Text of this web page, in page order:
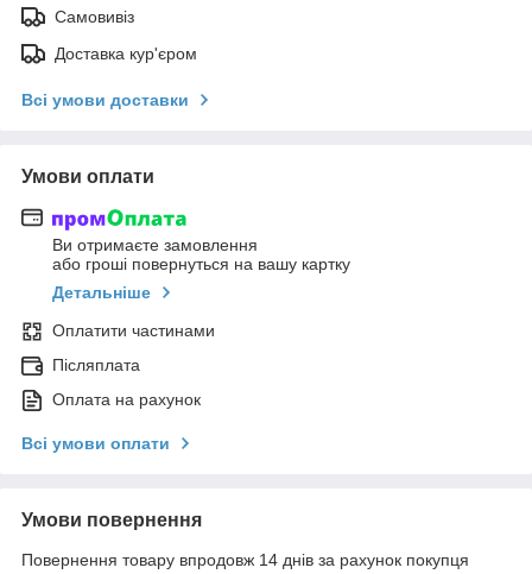
Самовивіз
Доставка кур'єром
Всі умови доставки
Умови оплати
Ви отримаєте замовлення
або гроші повернуться на вашу картку
Детальніше
Оплатити частинами
Післяплата
Оплата на рахунок
Всі умови оплати
Умови повернення
Повернення товару впродовж 14 днів за рахунок покупця